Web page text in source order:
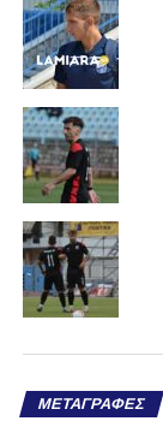
ΜΕΤΑΓΡΑΦΈΣ